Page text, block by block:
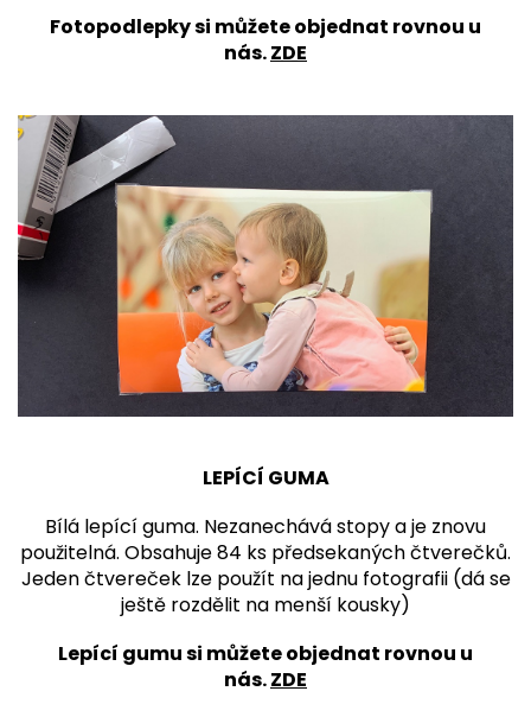
Fotopodlepky si můžete objednat rovnou u
nás.ZDE
LEPÍCÍ GUMA
Bílá lepící guma. Nezanechává stopy a je znovu
použitelná. Obsahuje 84 ks předsekaných čtverečků.
Jeden čtvereček lze použít na jednu fotografii (dá se
ještě rozdělit na menší kousky)
Lepící gumu si můžete objednat rovnou u
nás.ZDE